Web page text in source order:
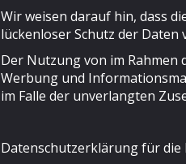
Wir weisen darauf hin, dass
lückenloser Schutz der
Der Nutzung von im
Werbung und
im Falle der unverlangten
Datenschutzerklärung für